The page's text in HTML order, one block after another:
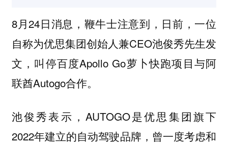
8月24日消息，鞭牛士注意到，日前，一位
自称为优思集团创始人兼CEO池俊秀先生发
文，叫停百度Apollo Go萝卜快跑项目与阿
联酋Autogo合作。
池俊秀表示，AUTOGO是优思集团旗下
2022年建立的自动驾驶品牌，曾一度考虑和